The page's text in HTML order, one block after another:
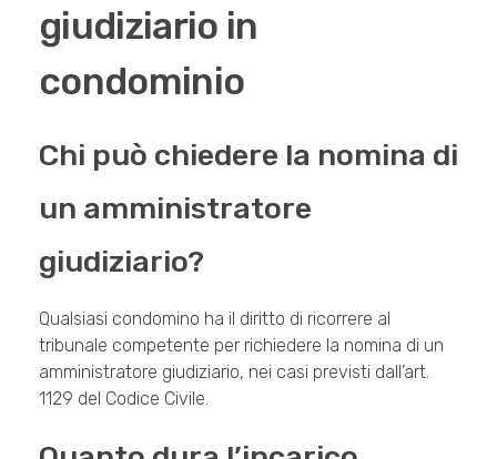
giudiziario in
condominio
Chi può chiedere la nomina di
un amministratore
giudiziario?
Qualsiasi condomino ha il diritto di ricorrere al
tribunale competente per richiedere la nomina di un
amministratore giudiziario, nei casi previsti dall’art.
1129 del Codice Civile.